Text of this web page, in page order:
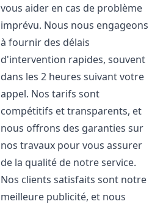
vous aider en cas de problème
imprévu. Nous nous engageons
à fournir des délais
d'intervention rapides, souvent
dans les 2 heures suivant votre
appel. Nos tarifs sont
compétitifs et transparents, et
nous offrons des garanties sur
nos travaux pour vous assurer
de la qualité de notre service.
Nos clients satisfaits sont notre
meilleure publicité, et nous